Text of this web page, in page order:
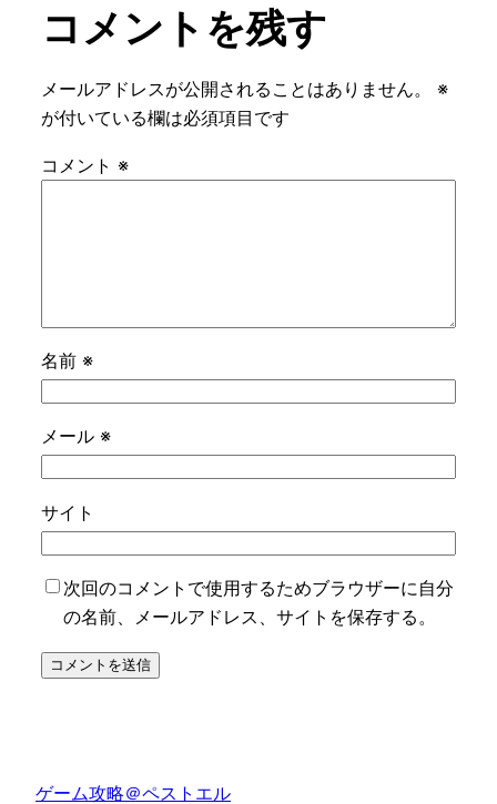
コメントを残す
メールアドレスが公開されることはありません。
※
が付いている欄は必須項目です
コメント ※
名前 ※
メール ※
サイト
次回のコメントで使用するためブラウザーに自分
の名前、メールアドレス、サイトを保存する。
ゲーム攻略＠ペストエル